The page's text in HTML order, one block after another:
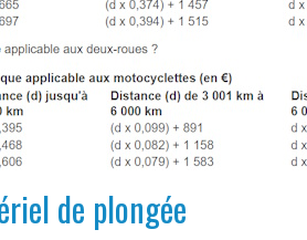
de plongée